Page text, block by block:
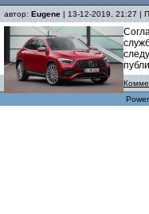
автор: Eugene | 13-12-2019, 21:27 |